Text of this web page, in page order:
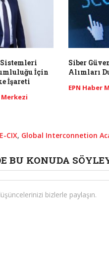
İçin
İşareti
Merkezi
Siber
Alımları
EPN Haber
CIX, Global Interconnetion
BU KONUDA